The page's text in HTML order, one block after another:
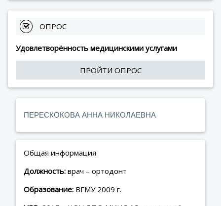
ОПРОС
Удовлетворённость медицинскими услугами
ПРОЙТИ ОПРОС
ПЕРЕСКОКОВА АННА НИКОЛАЕВНА
Общая информация
Должность: врач – ортодонт
Образование: ВГМУ 2009 г.